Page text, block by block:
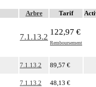
Arbre Tarif
7.1.13.2
122,97 €
Remboursement
7.1.13.2 89,57 €
7.1.13.2 48,13 €